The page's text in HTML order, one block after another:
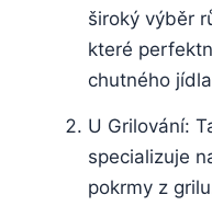
široký výběr
které
chutného
U Grilování:
specializuje
pokrmy‌ z